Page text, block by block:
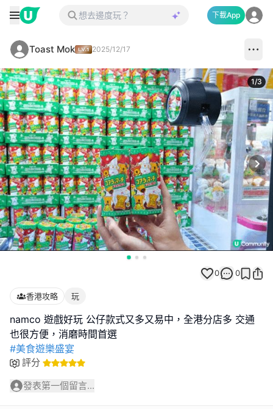
下載App
Toast Mok 2025/12/17
1/3
0 0
香港攻略 玩
namco 遊戲好玩 公仔款式又多又易中，全港分店多 交通
#美食遊樂盛宴
評分
發表第一個留言...